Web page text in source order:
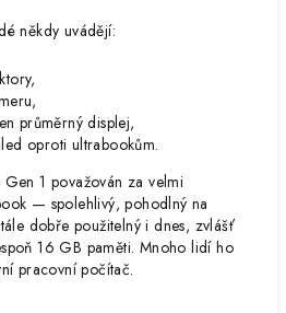
někdy uvádějí:
průměrný displej,
oproti ultrabookům.
1 považován za velmi
— spolehlivý, pohodlný na
dobře použitelný i dnes, zvlášť
16 GB paměti. Mnoho lidí ho
pracovní počítač.